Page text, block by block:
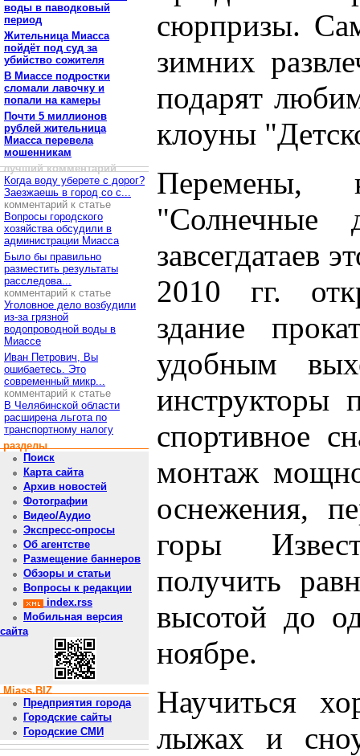
воды в паводковый
период
Жительница Миасса
пойдёт под суд за
убийство сожителя
В Миассе подростки
сломали лавочку и
попали на камеры
Почти 5 миллионов
рублей жительница
Миасса перевела
мошенникам
лучший комментарий
Когда воду уберете с дорог?
Заезжаешь в город со с...
комментарий к статье
Вопросы городского
хозяйства обсудили в
администрации Миасса
Было бы правильно
разместить результаты
расследова...
комментарий к статье
Уголовное дело возбудили
из-за грязной
водопроводной воды в
Миассе
Иван Петрович, Вы
ошибаетесь. Это
современный микр...
комментарий к статье
В Челябинской области
расширена льгота по
транспортному налогу
разделы
Поиск
Карта сайта
Архив новостей
Фотографии
Видео/Аудио
Экспресс-опросы
Об агентстве
Размещение баннеров
Обзоры и статьи
Вопросы к редакции
index.rss
Мобильная версия
сайта
Miass.BIZ
Предприятия города
Городские сайты
Городские СМИ
сюрпризы.
зимних
подарят
клоуны
Перемены,
"Солнечные
завсегдатаев
2010 гг.
здание
удобным
инструкторы
спортивное
монтаж
оснежения,
горы
получить
высотой до
ноябре.
Научиться
лыжах и